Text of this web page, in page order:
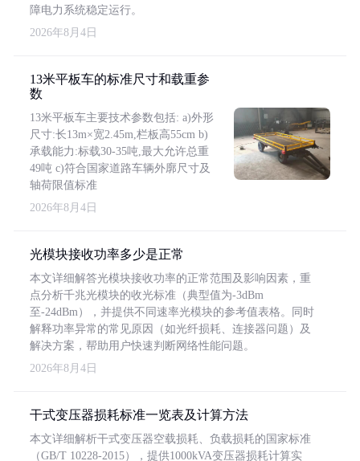
障电力系统稳定运行。
2026年8月4日
13米平板车的标准尺寸和载重参
数
13米平板车主要技术参数包括: a)外形
尺寸:长13m×宽2.45m,栏板高55cm b)
承载能力:标载30-35吨,最大允许总重
49吨 c)符合国家道路车辆外廓尺寸及
轴荷限值标准
2026年8月4日
光模块接收功率多少是正常
本文详细解答光模块接收功率的正常范围及影响因素，重
点分析千兆光模块的收光标准（典型值为-3dBm
至-24dBm），并提供不同速率光模块的参考值表格。同时
解释功率异常的常见原因（如光纤损耗、连接器问题）及
解决方案，帮助用户快速判断网络性能问题。
2026年8月4日
干式变压器损耗标准一览表及计算方法
本文详细解析干式变压器空载损耗、负载损耗的国家标准
（GB/T 10228-2015），提供1000kVA变压器损耗计算实